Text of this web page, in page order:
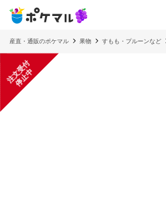
産直・通販のポケマル 果物 すもも・プルーンなど
注
文
受
付
停
止
中